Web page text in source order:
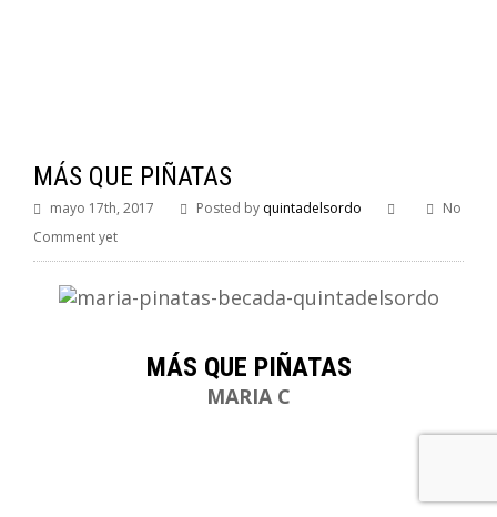
MÁS QUE PIÑATAS
mayo 17th, 2017 Posted by quintadelsordo
No
Comment yet
MÁS QUE PIÑATAS
MARIA C